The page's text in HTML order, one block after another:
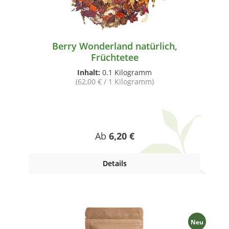
Berry Wonderland natürlich,
Früchtetee
Inhalt: 0.1 Kilogramm
(62,00 € / 1 Kilogramm)
Regulärer Preis:
Ab 6,20 €
Details
Neu